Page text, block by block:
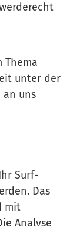
Thema
unter der
an uns
Surf-
Das
mit
Analyse